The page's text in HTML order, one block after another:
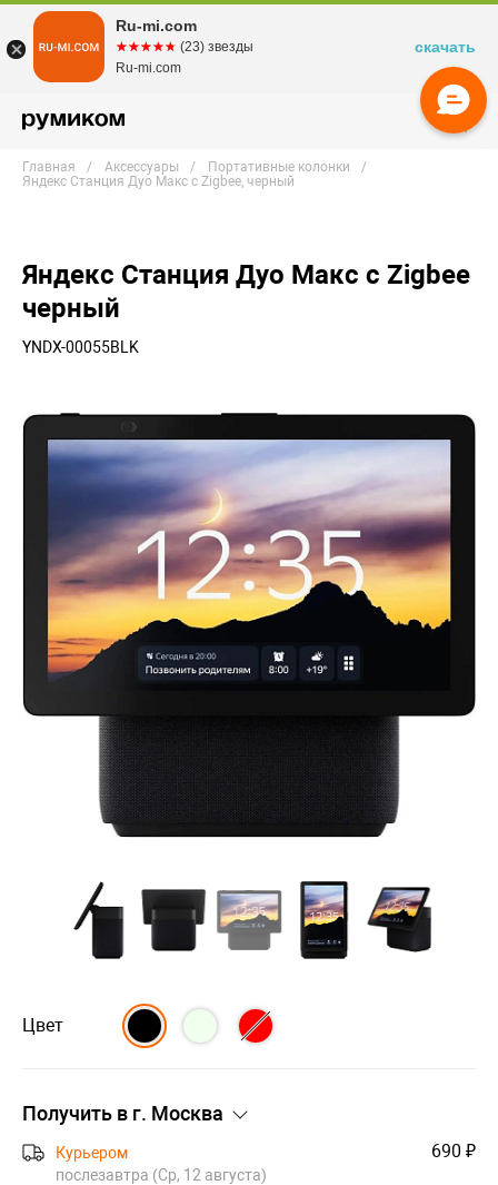
Главная Аксессуары
Портативные колонки
Яндекс Станция Дуо Макс с Zigbee, черный
Яндекс Станция Дуо Макс с Zigbee
черный
YNDX-00055BLK
Цвет
Получить в г. Москва
Курьером
послезавтра (Ср, 12 августа)
690 ₽
Ru-mi.com
☆☆☆☆☆
★★★★★ (23) звезды
Ru-mi.com
скачать